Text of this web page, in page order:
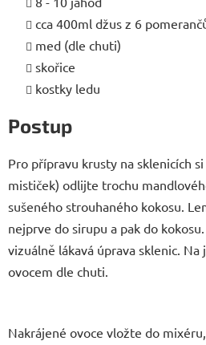
cca 400ml džus z 6
med (dle chuti)
skořice
kostky ledu
Postup
Pro přípravu krusty na sklenicích
mističek) odlijte trochu
sušeného strouhaného kokosu.
nejprve do sirupu a pak do
vizuálně lákavá úprava sklenic.
ovocem dle chuti.
Nakrájené ovoce vložte do